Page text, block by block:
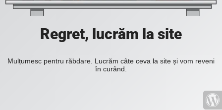
Regret, lucrăm la site
Mulțumesc pentru răbdare. Lucrăm câte ceva la site și vom reveni
în curând.